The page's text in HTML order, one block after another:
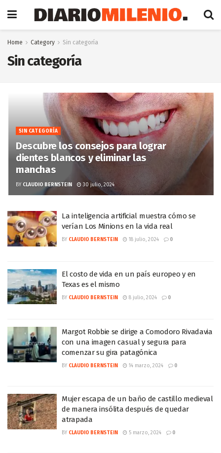
Home Category Sin categoría
Sin categoría
SIN CATEGORÍA
Descubre los consejos para lograr
dientes blancos y eliminar las
manchas
BY CLAUDIO BERNSTEIN 30 julio, 2024
La inteligencia artificial muestra cómo se
verían Los Minions en la vida real
BY CLAUDIO BERNSTEIN 18 julio, 2024 0
El costo de vida en un país europeo y en
Texas es el mismo
BY CLAUDIO BERNSTEIN 8 julio, 2024 0
Margot Robbie se dirige a Comodoro Rivadavia
con una imagen casual y segura para
comenzar su gira patagónica
BY CLAUDIO BERNSTEIN 14 marzo, 2024 0
Mujer escapa de un baño de castillo medieval
de manera insólita después de quedar
atrapada
BY CLAUDIO BERNSTEIN 5 marzo, 2024 0